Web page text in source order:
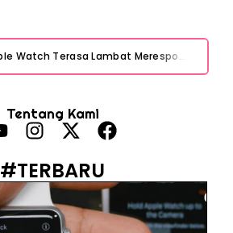
Apple Watch Terasa Lambat Merespons? Cek Dulu Sebelum Reset atau Servis
Prabowo Sebut ‘Londo Ireng’, Ray Rangkuti Desak DPR Bersikap, Ini Ulasan Politiknya
Tentang Kami
#TERBARU